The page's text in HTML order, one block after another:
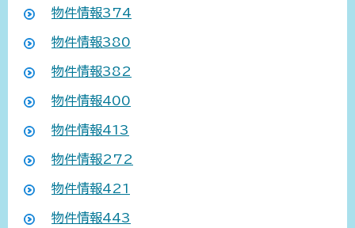
物件情報374
物件情報380
物件情報382
物件情報400
物件情報413
物件情報272
物件情報421
物件情報443